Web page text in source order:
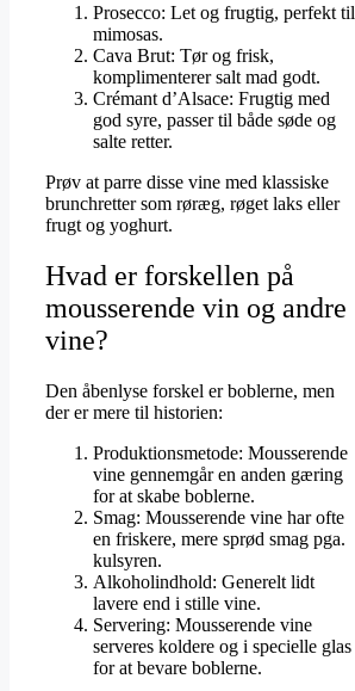
Prosecco: Let og frugtig, perfekt til
mimosas.
Cava Brut: Tør og frisk,
komplimenterer salt mad godt.
Crémant d’Alsace: Frugtig med
god syre, passer til både søde og
salte retter.
Prøv at parre disse vine med klassiske
brunchretter som røræg, røget laks eller
frugt og yoghurt.
Hvad er forskellen på
mousserende vin og andre
vine?
Den åbenlyse forskel er boblerne, men
der er mere til historien:
Produktionsmetode: Mousserende
vine gennemgår en anden gæring
for at skabe boblerne.
Smag: Mousserende vine har ofte
en friskere, mere sprød smag pga.
kulsyren.
Alkoholindhold: Generelt lidt
lavere end i stille vine.
Servering: Mousserende vine
serveres koldere og i specielle glas
for at bevare boblerne.